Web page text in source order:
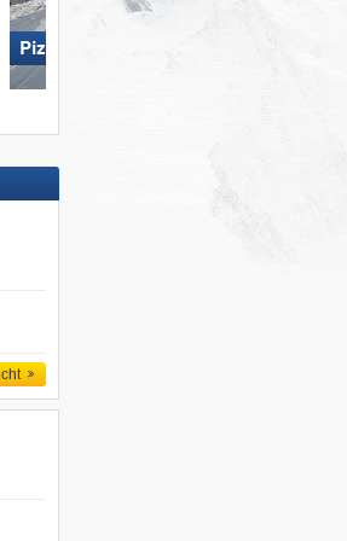
Pizol – Bad Ragaz/​Wangs